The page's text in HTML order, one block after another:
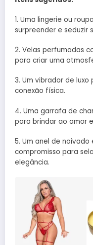
1. Uma lingerie ou
surpreender e seduzir
2. Velas perfumadas
para criar uma
3. Um vibrador de
conexão física.
4. Uma garrafa de
para brindar ao amor
5. Um anel de
compromisso para
elegância.